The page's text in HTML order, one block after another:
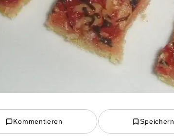
Kommentieren Speichern